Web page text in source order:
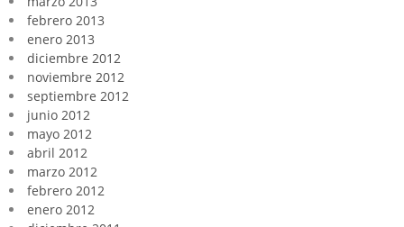
febrero 2013
enero 2013
diciembre 2012
noviembre 2012
septiembre 2012
junio 2012
mayo 2012
abril 2012
marzo 2012
febrero 2012
enero 2012